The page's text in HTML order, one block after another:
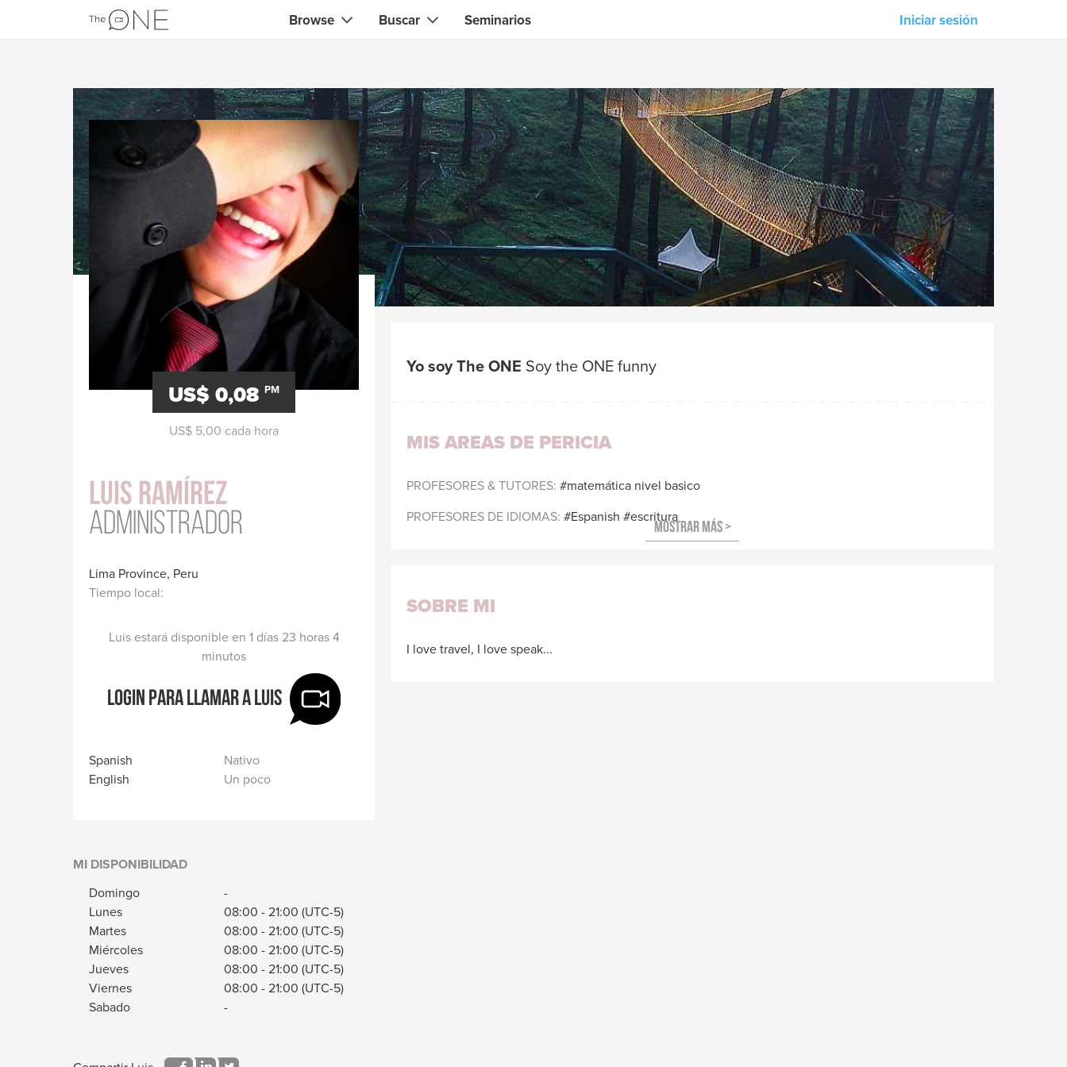
Browse
Comercializadores
Creativos & diseñadores
Maestros cocina & barbacoa
Profesores & tutores
Consultores
Entrenadores deportivos & fitness
Profesores yoga & meditación
Entrenadores de alimentos &
salud
Expertos en Informática &
Electrónica
Especialistas Salud & Belleza
Asesores financieros & jurídicos
Web & software developers
Profesionales de la construcción &
Jardineros
Traductores
Strife Magazine
M-Unity
Lotus Sailing
Mindd
Buscar
Búsqueda dehabilidades, conocimientos, experiencia
Seminarios Iniciar sesión
US$ 0,08 PM
US$ 5,00 cada hora
Luis Ramírez
Administrador
Lima Province, Peru
Tiempo local:
Luis estará disponible en 1 días 23 horas 4
minutos
Login para llamar a Luis
Spanish
Nativo
English
Un poco
MI DISPONIBILIDAD
Domingo
-
Lunes
08:00 -21:00 (UTC-5)
Martes
08:00 -21:00 (UTC-5)
Miércoles
08:00 -21:00 (UTC-5)
Jueves
08:00 -21:00 (UTC-5)
Viernes
08:00 -21:00 (UTC-5)
Sabado
-
Yo soy The ONE Soy the ONE funny
MIS AREAS DE PERICIA
PROFESORES & TUTORES
matemática nivel basico
PROFESORES DE IDIOMAS
Espanish escritura
SOBRE MI
I love travel, I love speak...